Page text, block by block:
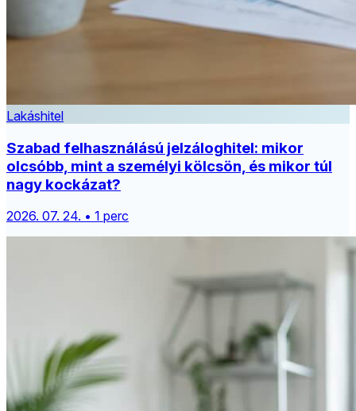
Lakáshitel
Szabad felhasználású jelzáloghitel: mikor
olcsóbb, mint a személyi kölcsön, és mikor túl
nagy kockázat?
2026. 07. 24. • 1 perc